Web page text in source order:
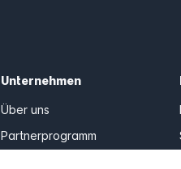
Unternehmen
Über uns
Partnerprogramm